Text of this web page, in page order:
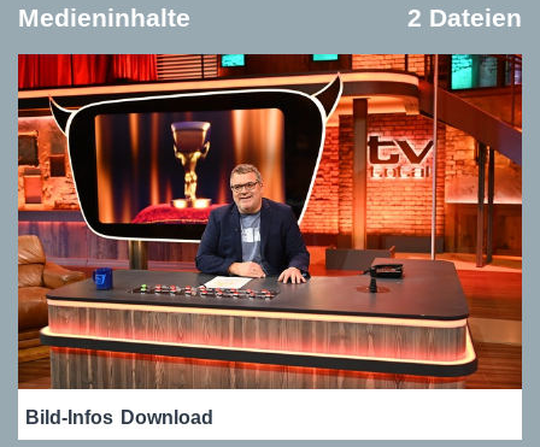
Medieninhalte 2 Dateien
Bild-Infos Download